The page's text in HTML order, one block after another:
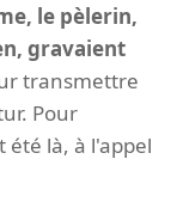
le pèlerin,
gravaient
transmettre
Pour
là, à l'appel